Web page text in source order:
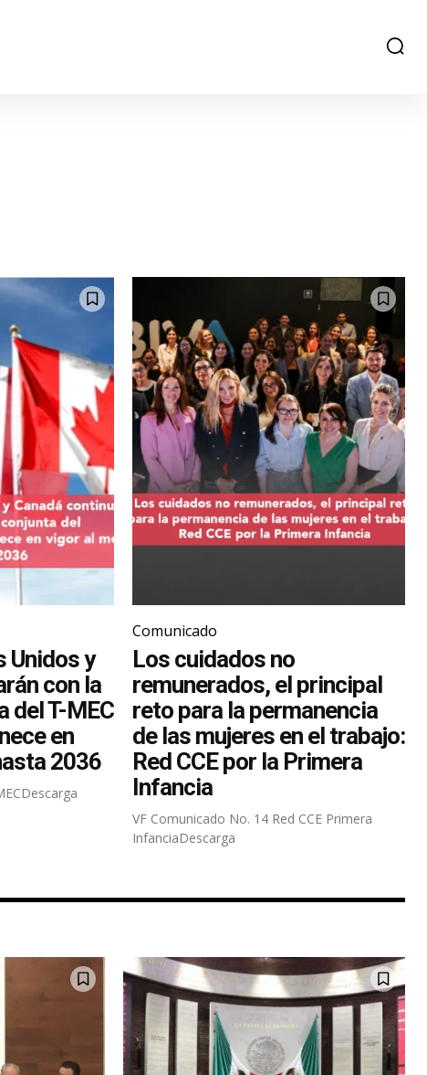
Unidos y
con la
del T-MEC
en
2036
Comunicado
Los cuidados no
remunerados, el principal
reto para la permanencia
de las mujeres en el trabajo:
Red CCE por la Primera
Infancia
VF Comunicado No. 14 Red CCE Primera
InfanciaDescarga